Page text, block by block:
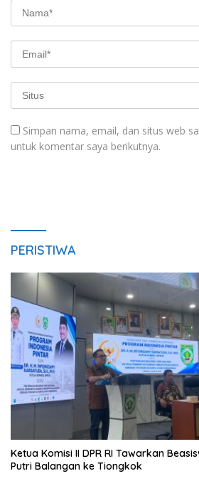
Simpan nama, email, dan situs web
untuk komentar saya berikutnya.
PERISTIWA
Ketua Komisi II DPR RI Tawarkan
Putri Balangan ke Tiongkok